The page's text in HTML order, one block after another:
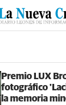
Premio LUX
fotográfico
la memoria